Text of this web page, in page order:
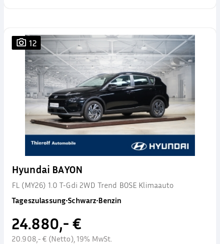
12
Hyundai BAYON
FL (MY26) 1.0 T-Gdi 2WD Trend BOSE Klimaauto
Tageszulassung•Schwarz•Benzin
24.880,- €
20.908,- € (Netto), 19% MwSt.